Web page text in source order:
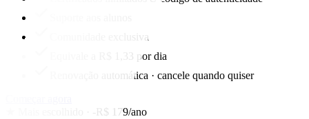
Comunidade exclusiva
Equivale a R$ 1,33 por dia
Renovação automática · cancele quando quiser
★ Mais escolhido · -R$ 179/ano